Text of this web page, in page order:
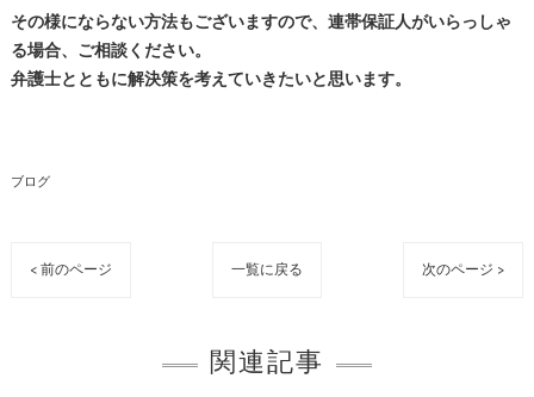
その様にならない方法もございますので、連帯保証人がいらっしゃ
る場合、ご相談ください。
弁護士とともに解決策を考えていきたいと思います。
ブログ
< 前のページ 一覧に戻る 次のページ >
関連記事